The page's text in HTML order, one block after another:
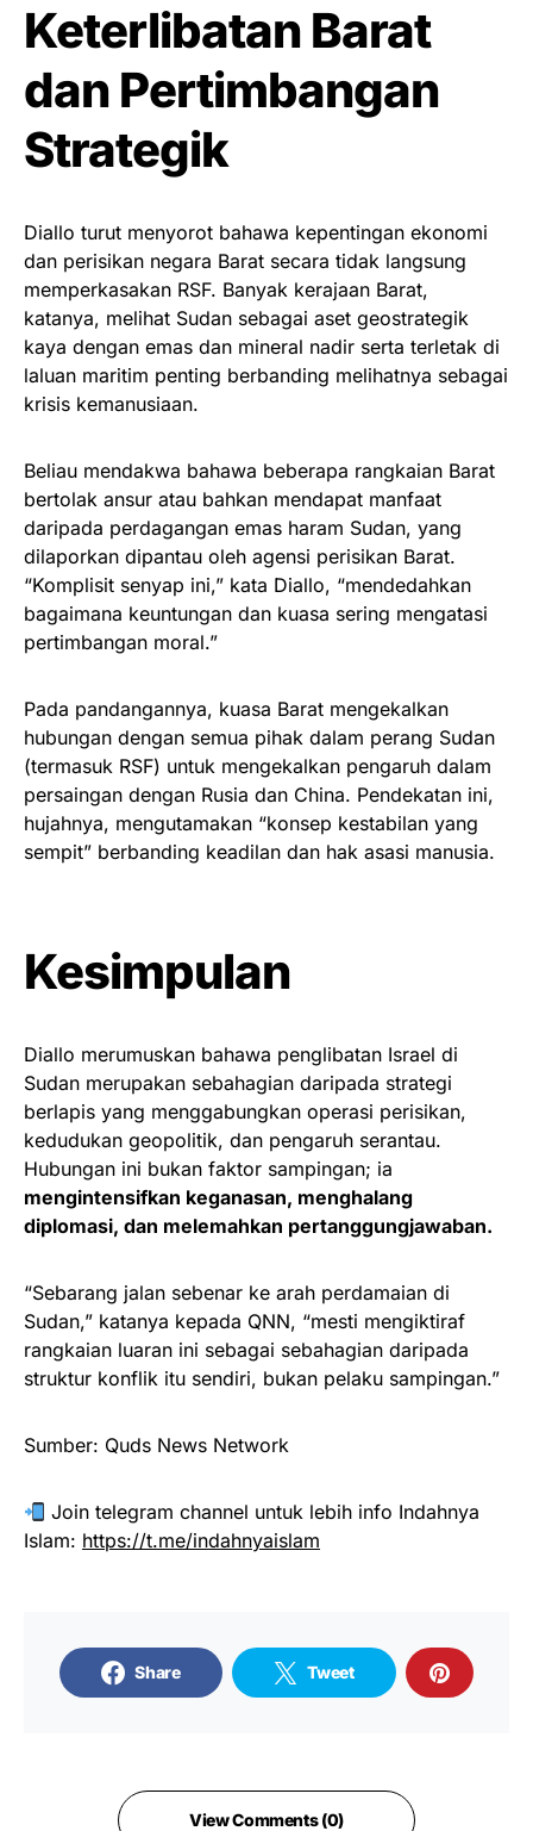
Keterlibatan Barat
dan Pertimbangan
Strategik
Diallo turut menyorot bahawa kepentingan ekonomi
dan perisikan negara Barat secara tidak langsung
memperkasakan RSF. Banyak kerajaan Barat,
katanya, melihat Sudan sebagai aset geostrategik
kaya dengan emas dan mineral nadir serta terletak di
laluan maritim penting berbanding melihatnya sebagai
krisis kemanusiaan.
Beliau mendakwa bahawa beberapa rangkaian Barat
bertolak ansur atau bahkan mendapat manfaat
daripada perdagangan emas haram Sudan, yang
dilaporkan dipantau oleh agensi perisikan Barat.
“Komplisit senyap ini,” kata Diallo, “mendedahkan
bagaimana keuntungan dan kuasa sering mengatasi
pertimbangan moral.”
Pada pandangannya, kuasa Barat mengekalkan
hubungan dengan semua pihak dalam perang Sudan
(termasuk RSF) untuk mengekalkan pengaruh dalam
persaingan dengan Rusia dan China. Pendekatan ini,
hujahnya, mengutamakan “konsep kestabilan yang
sempit” berbanding keadilan dan hak asasi manusia.
Kesimpulan
Diallo merumuskan bahawa penglibatan Israel di
Sudan merupakan sebahagian daripada strategi
berlapis yang menggabungkan operasi perisikan,
kedudukan geopolitik, dan pengaruh serantau.
Hubungan ini bukan faktor sampingan; ia
mengintensifkan keganasan, menghalang
diplomasi, dan melemahkan pertanggungjawaban.
“Sebarang jalan sebenar ke arah perdamaian di
Sudan,” katanya kepada QNN, “mesti mengiktiraf
rangkaian luaran ini sebagai sebahagian daripada
struktur konflik itu sendiri, bukan pelaku sampingan.”
Sumber: Quds News Network
Join telegram channel untuk lebih info Indahnya
Islam: https://t.me/indahnyaislam
Share Tweet
View Comments (0)